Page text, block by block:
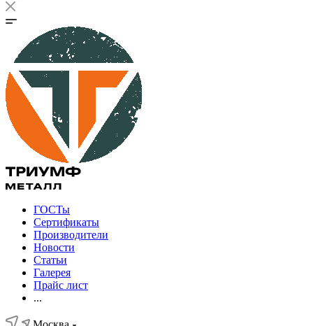
ГОСТы
Сертификаты
Производители
Новости
Статьи
Галерея
Прайс лист
...